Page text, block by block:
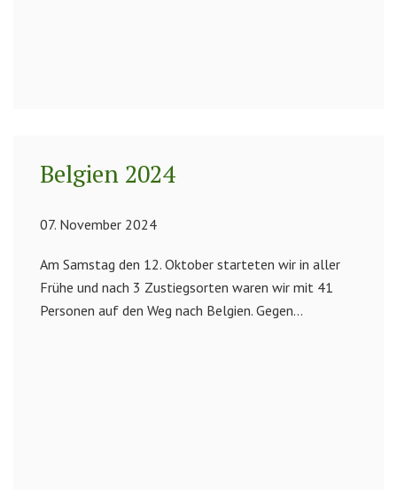
Belgien 2024
07. November 2024
Am Samstag den 12. Oktober starteten wir in aller
Frühe und nach 3 Zustiegsorten waren wir mit 41
Personen auf den Weg nach Belgien. Gegen...